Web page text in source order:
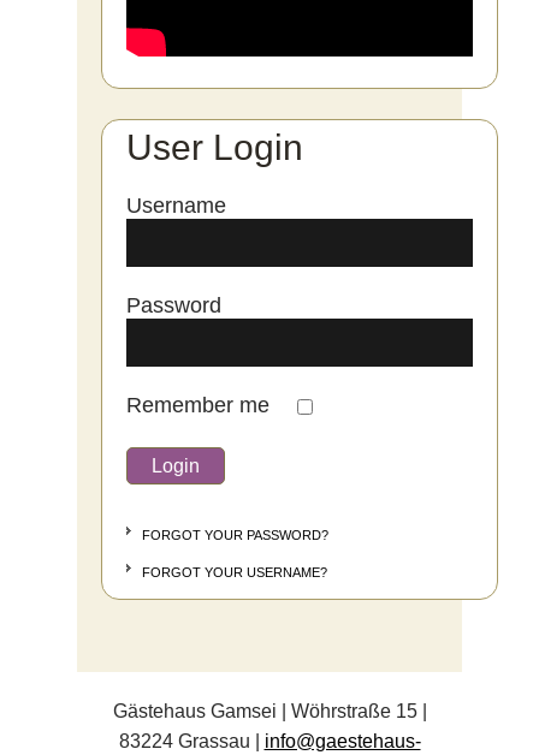
User Login
Username
Password
Remember me
FORGOT YOUR PASSWORD?
FORGOT YOUR USERNAME?
Gästehaus Gamsei | Wöhrstraße 15 |
83224 Grassau | info@gaestehaus-